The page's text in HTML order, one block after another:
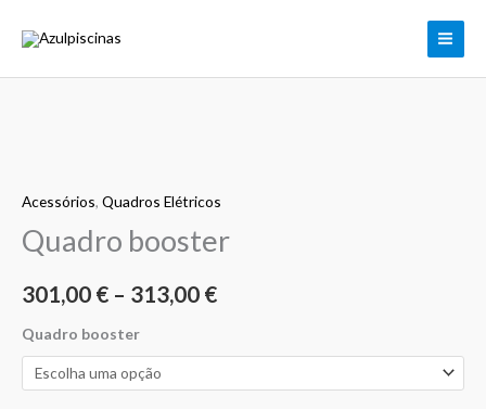
Acessórios, Quadros Elétricos
Quadro booster
301,00 € – 313,00 €
range:
301,00 €
through
Quadro booster
Quadro
booster